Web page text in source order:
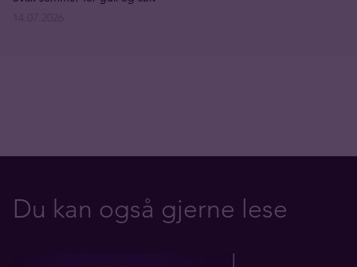
Du kan også gjerne lese